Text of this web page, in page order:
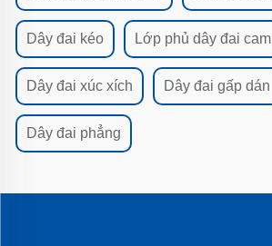
Dây đai kéo Lớp phủ dây đai cam
Dây đai xúc xích Dây đai gấp dán
Dây đai phẳng